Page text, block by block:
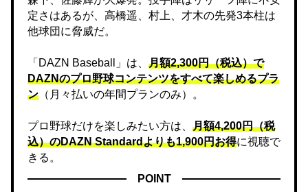
定さはあるが、高橋遥、村上、才木の先発3本柱は
他球団に脅威だ。
「DAZN Baseball」は、 月額2,300円（税込）で
DAZNのプロ野球コンテンツをすべて楽しめるプラ
ン （月々払いの年間プランのみ）。
プロ野球だけを楽しみたい方は、 月額4,200円（税
込）のDAZN Standard​よりも1,900円お得に視聴で
きる。
POINT